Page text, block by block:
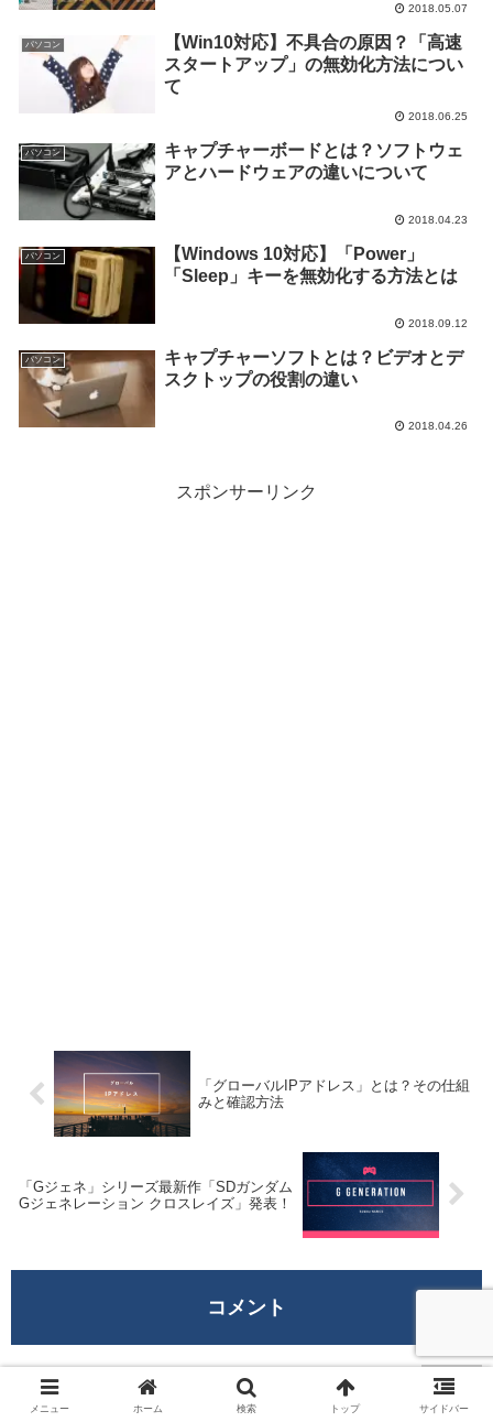
2018.05.07
パソコン
【Win10対応】不具合の原因？「高速
スタートアップ」の無効化方法につい
て
2018.06.25
パソコン
キャプチャーボードとは？ソフトウェ
アとハードウェアの違いについて
2018.04.23
パソコン
【Windows 10対応】「Power」
「Sleep」キーを無効化する方法とは
2018.09.12
パソコン
キャプチャーソフトとは？ビデオとデ
スクトップの役割の違い
2018.04.26
スポンサーリンク
「グローバルIPアドレス」とは？その仕組
みと確認方法
「Gジェネ」シリーズ最新作「SDガンダム
Gジェネレーション クロスレイズ」発表！
コメント
ばったん
2020年2月22日 12:14 AM
メニュー ホーム 検索 トップ サイドバー